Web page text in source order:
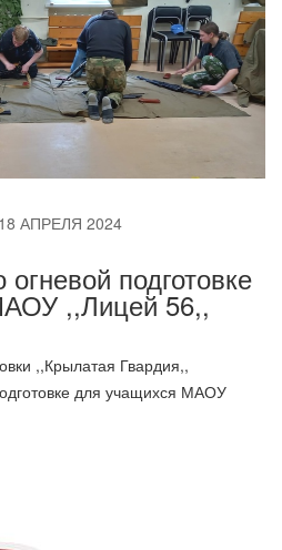
18 АПРЕЛЯ 2024
подготовке
,,Лицей 56,,
,,Крылатая Гвардия,,
для учащихся МАОУ